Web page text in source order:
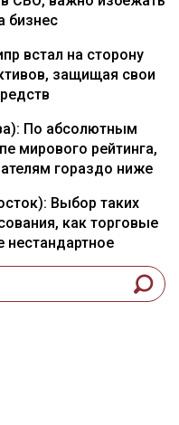
бизнес
встал на сторону
защищая свои
По абсолютным
мирового рейтинга,
гораздо ниже
Выбор таких
как торговые
нестандартное